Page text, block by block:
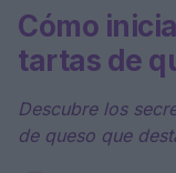
Cómo
tartas de
Descubre los
de queso que